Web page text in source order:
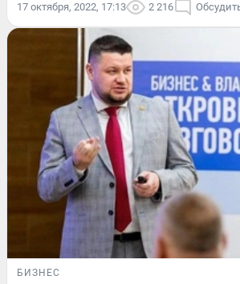
17 октября, 2022, 17:13 2 216
БИЗНЕС